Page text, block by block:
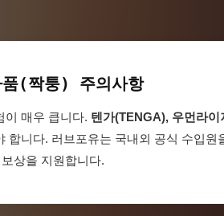
(짝퉁) 주의사항
이 매우 큽니다. 텐가(TENGA), 우먼라이
합니다. 러브포유는 국내외 공식 수입원
상을 지원합니다.